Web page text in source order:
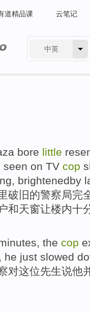
道精品课 云笔记
中英
bore little
seen on TV cop
, brightenedby
破旧 的警察局完
和天窗让楼内十
, the cop
, he just slowed
对这位先生说他